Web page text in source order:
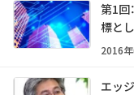
第1回
標と
2016
エッ